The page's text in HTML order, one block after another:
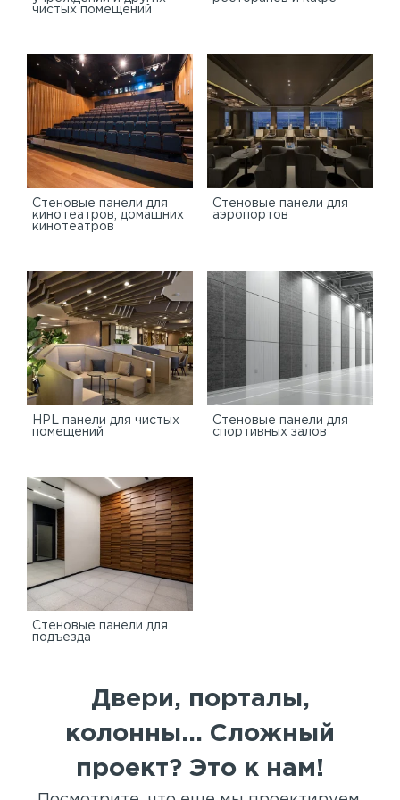
чистых помещений
Стеновые панели для
кинотеатров, домашних
кинотеатров
Стеновые панели для
аэропортов
HPL панели для чистых
помещений
Стеновые панели для
спортивных залов
Стеновые панели для
подъезда
Двери, порталы,
колонны... Сложный
проект? Это к нам!